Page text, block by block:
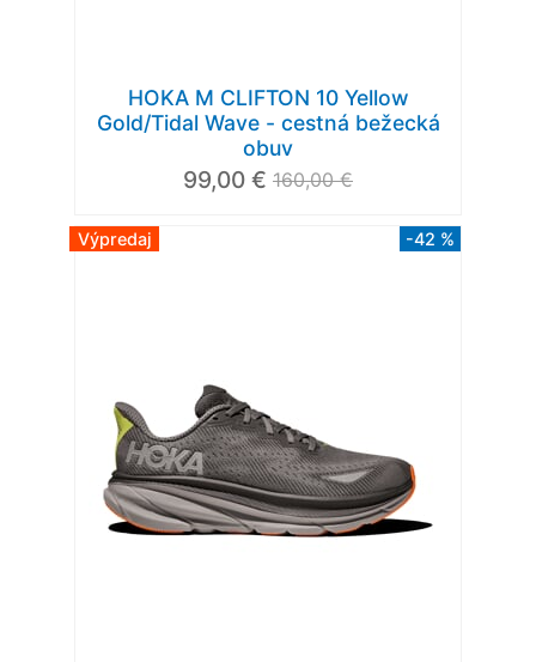
HOKA M CLIFTON 10 Yellow
Gold/Tidal Wave - cestná bežecká
obuv
99,00 € 160,00 €
Výpredaj -42 %